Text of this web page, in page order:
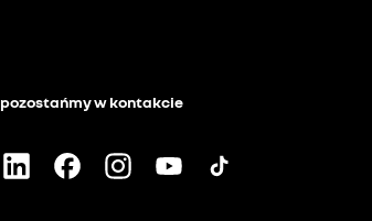
pozostańmy w kontakcie